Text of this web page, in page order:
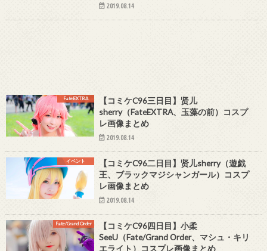
2019.08.14
FateEXTRA
【コミケC96三日目】贤儿
sherry（FateEXTRA、玉藻の前）コスプ
レ画像まとめ
2019.08.14
イベント
【コミケC96二日目】贤儿sherry（遊戯
王、ブラックマジシャンガール）コスプ
レ画像まとめ
2019.08.14
Fate/Grand Order
【コミケC96四日目】小柔
SeeU（Fate/Grand Order、マシュ・キリ
エライト）コスプレ画像まとめ